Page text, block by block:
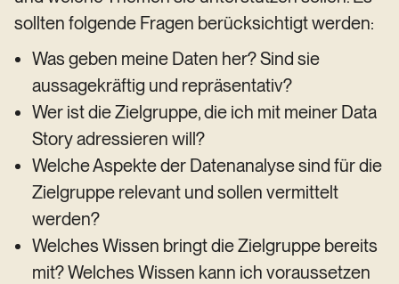
sollten folgende Fragen berücksichtigt werden:
Was geben meine Daten her? Sind sie
aussagekräftig und repräsentativ?
Wer ist die Zielgruppe, die ich mit meiner Data
Story adressieren will?
Welche Aspekte der Datenanalyse sind für die
Zielgruppe relevant und sollen vermittelt
werden?
Welches Wissen bringt die Zielgruppe bereits
mit? Welches Wissen kann ich voraussetzen